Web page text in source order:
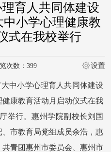
育人共同体建设
小学心理健康教
式在我校举行
次数： 399 设置
中小学心理育人共同体建设
康教育活动月启动仪式在我
举行。惠州学院副校长刘国
市教育局党组成员余浩，惠
青团惠州市委员会、惠州市